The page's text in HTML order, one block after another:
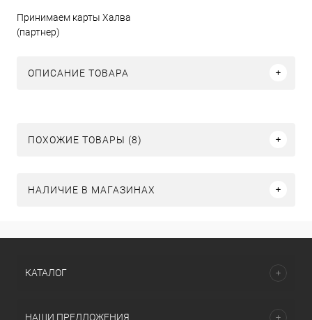
Принимаем карты Халва
(партнер)
ОПИСАНИЕ ТОВАРА
ПОХОЖИЕ ТОВАРЫ (8)
НАЛИЧИЕ В МАГАЗИНАХ
КАТАЛОГ
НАШИ ПРЕДЛОЖЕНИЯ